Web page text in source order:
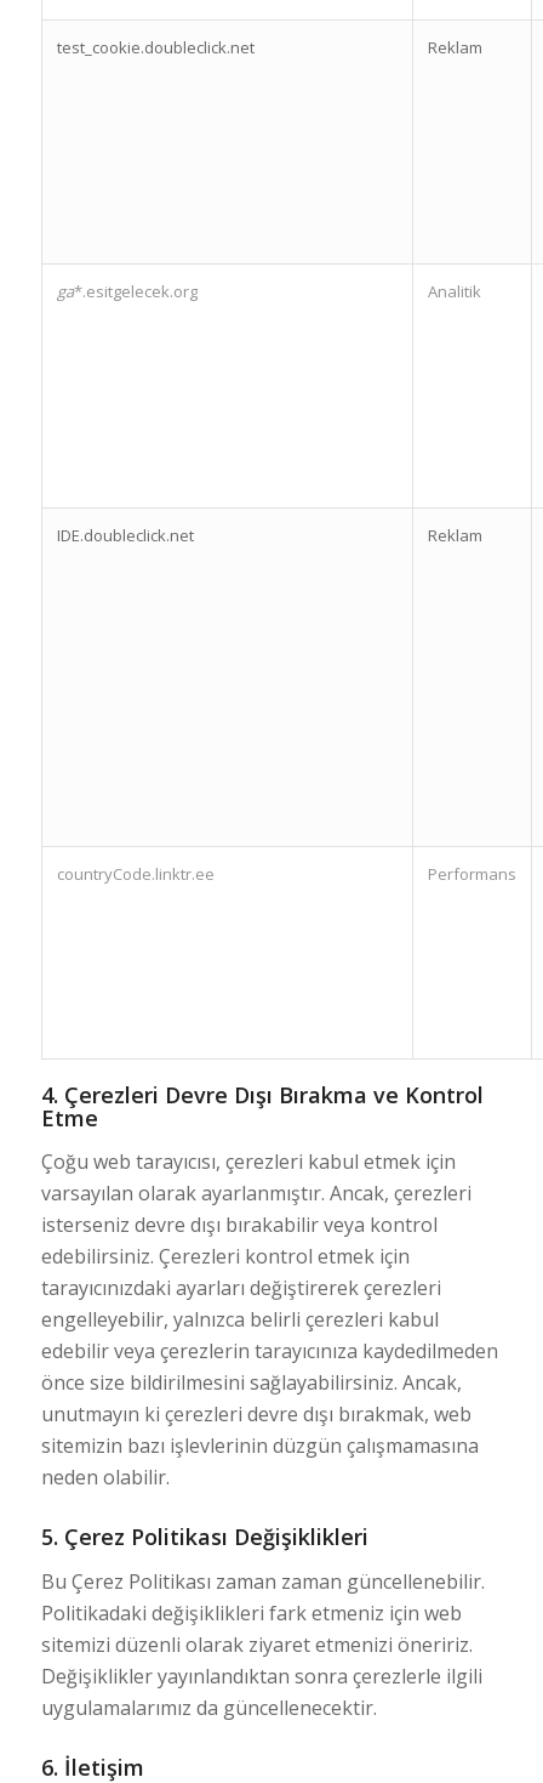
test_cookie.doubleclick.net Reklam
ga*.esitgelecek.org Analitik
IDE.doubleclick.net Reklam
countryCode.linktr.ee Performans
4. Çerezleri Devre Dışı Bırakma ve Kontrol
Etme
Çoğu web tarayıcısı, çerezleri kabul etmek için
varsayılan olarak ayarlanmıştır. Ancak, çerezleri
isterseniz devre dışı bırakabilir veya kontrol
edebilirsiniz. Çerezleri kontrol etmek için
tarayıcınızdaki ayarları değiştirerek çerezleri
engelleyebilir, yalnızca belirli çerezleri kabul
edebilir veya çerezlerin tarayıcınıza kaydedilmeden
önce size bildirilmesini sağlayabilirsiniz. Ancak,
unutmayın ki çerezleri devre dışı bırakmak, web
sitemizin bazı işlevlerinin düzgün çalışmamasına
neden olabilir.
5. Çerez Politikası Değişiklikleri
Bu Çerez Politikası zaman zaman güncellenebilir.
Politikadaki değişiklikleri fark etmeniz için web
sitemizi düzenli olarak ziyaret etmenizi öneririz.
Değişiklikler yayınlandıktan sonra çerezlerle ilgili
uygulamalarımız da güncellenecektir.
6. İletişim